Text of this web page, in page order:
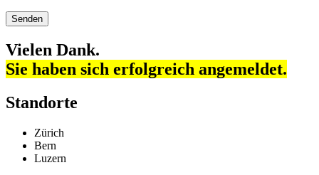
Vielen Dank.
Sie haben sich erfolgreich angemeldet.
Standorte
Zürich
Bern
Luzern